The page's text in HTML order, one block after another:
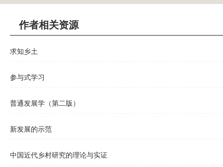
作者相关资源
求知乡土
参与式学习
普通发展学（第二版）
新发展的示范
中国近代乡村研究的理论与实证